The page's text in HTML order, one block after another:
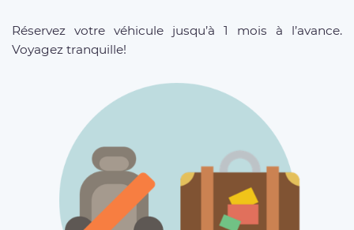
Réservez votre véhicule jusqu’à 1 mois à l’avance.
Voyagez tranquille!